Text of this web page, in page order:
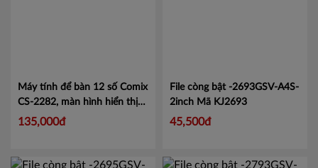
Máy tính để bàn 12 số Comix
CS-2282, màn hình hiển thị
lớn tiện lợi.
135,000đ
File còng bật -2693GSV-A4S-
2inch Mã KJ2693
45,500đ